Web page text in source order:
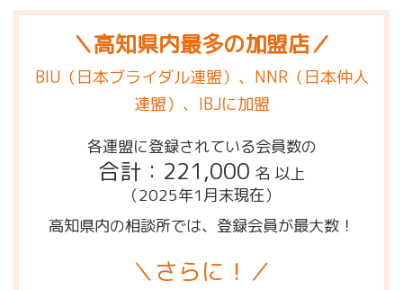
＼高知県内最多の加盟店／
BIU（日本ブライダル連盟）、NNR（日本仲人
連盟）、IBJに加盟
各連盟に登録されている会員数の
合計：221,000 名 以上
（2025年1月末現在）
高知県内の相談所では、登録会員が最大数！
＼さらに！／